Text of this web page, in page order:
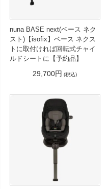
nuna BASE next(ベース ネク
スト)【isofix】ベース ネクス
トに取付ければ回転式チャイ
ルドシートに【予約品】
29,700円 (税込)